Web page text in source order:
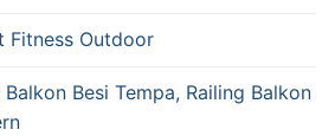
Fitness Outdoor
Besi Tempa, Railing Balkon